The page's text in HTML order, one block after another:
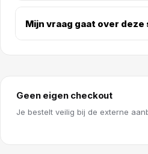
Mijn vraag gaat over
Geen eigen checkout
Je bestelt veilig bij de externe